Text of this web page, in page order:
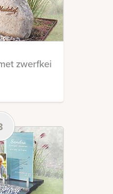
zwerfkei